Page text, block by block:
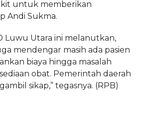
untuk memberikan
Andi Sukma.
Luwu Utara ini melanutkan,
mendengar masih ada pasien
biaya hingga masalah
obat. Pemerintah daerah
sikap,” tegasnya. (RPB)